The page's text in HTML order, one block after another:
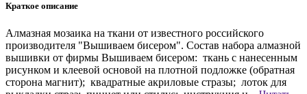
Краткое описание
Алмазная мозаика на ткани от известного российского
производителя "Вышиваем бисером". Состав набора алмазной
вышивки от фирмы Вышиваем бисером: ткань с нанесенным
рисунком и клеевой основой на плотной подложке (обратная
сторона магнит); квадратные акриловые стразы; лоток для